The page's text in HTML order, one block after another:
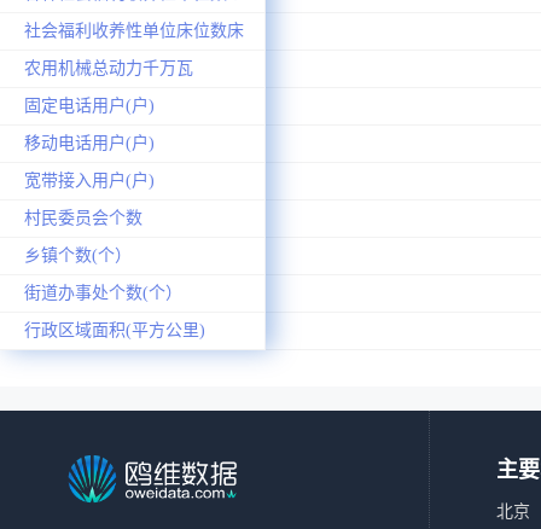
社会福利收养性单位床位数床
农用机械总动力千万瓦
固定电话用户(户)
移动电话用户(户)
宽带接入用户(户)
村民委员会个数
乡镇个数(个）
街道办事处个数(个）
行政区域面积(平方公里)
主
北京